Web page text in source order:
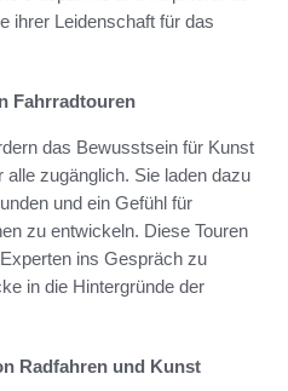
ihrer Leidenschaft für das
Fahrradtouren
das Bewusstsein für Kunst
zugänglich. Sie laden dazu
und ein Gefühl für
zu entwickeln. Diese Touren
ins Gespräch zu
in die Hintergründe der
Radfahren und Kunst